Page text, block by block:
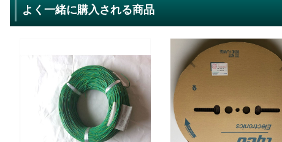
よく一緒に購入される商品